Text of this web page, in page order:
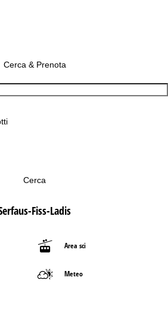
Cerca & Prenota
Cerca
Fiss-Ladis
Area sci
Meteo